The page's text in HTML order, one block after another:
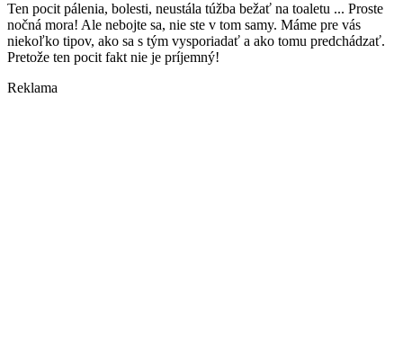
Ten pocit pálenia, bolesti, neustála túžba bežať na toaletu ... Proste
nočná mora! Ale nebojte sa, nie ste v tom samy. Máme pre vás
niekoľko tipov, ako sa s tým vysporiadať a ako tomu predchádzať.
Pretože ten pocit fakt nie je príjemný!
Reklama